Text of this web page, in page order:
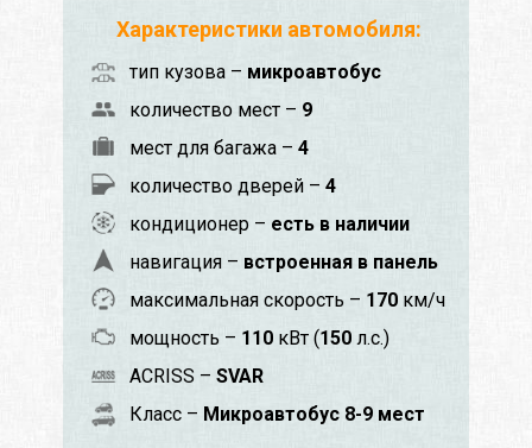
Характеристики автомобиля:
тип кузова – микроавтобус
количество мест – 9
мест для багажа – 4
количество дверей – 4
кондиционер – есть в наличии
навигация – встроенная в панель
максимальная скорость – 170 км/ч
мощность – 110 кВт (150 л.с.)
ACRISS – SVAR
Класс – Микроавтобус 8-9 мест